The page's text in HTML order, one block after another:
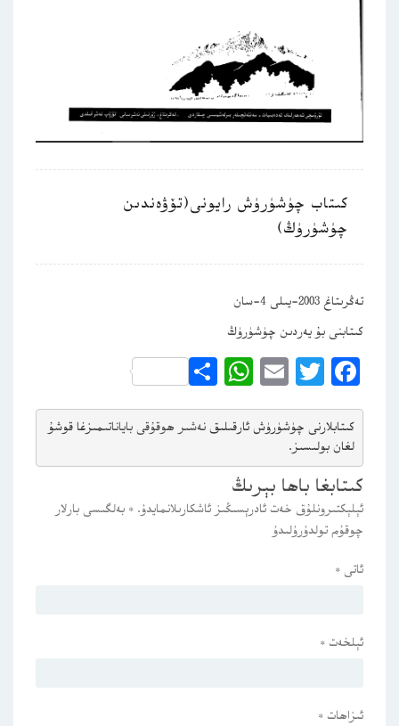
كىتاب چۈشۈرۈش رايونى(تۆۋەندىن
چۈشۈرۈڭ)
تەڭرىتاغ 2003-يىلى 4-سان
كىتابنى بۇ يەردىن چۈشۈرۈڭ
Facebook
Twitter
Email
WhatsApp
Share
كىتابلارنى چۈشۈرۈش ئارقىلىق نەشىر ھوقۇقى باياناتىمىزغا قوشۇ
لغان بولىسىز.
كىتابغا باھا بېرىڭ
ئېلېكتىرونلۇق خەت ئادرېسىڭىز ئاشكارىلانمايدۇ. * بەلگىسى بارلار
چوقۇم تولدۇرۇلىدۇ
ئاتى *
ئېلخەت *
ئىزاھات *